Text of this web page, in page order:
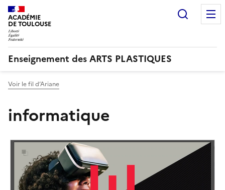
ACADÉMIE
DE TOULOUSE
Enseignement des ARTS PLASTIQUES
Voir le fil d’Ariane
informatique